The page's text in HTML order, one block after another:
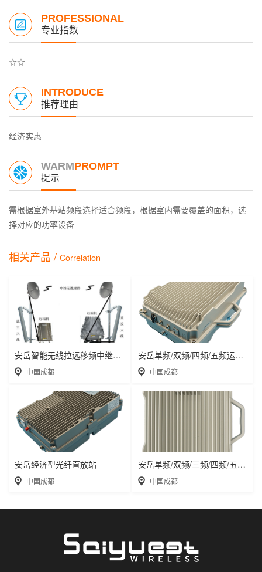
PROFESSIONAL
专业指数
☆☆
INTRODUCE
推荐理由
经济实惠
WARMPROMPT
提示
需根据室外基站频段选择适合频段，根据室内需要覆盖的面积，选
择对应的功率设备
相关产品 / Correlation
安岳智能无线拉远移频中继直放站近端机远端机
中国成都
安岳单频/双频/四频/五频运营级数字光纤直放
中国成都
安岳经济型光纤直放站
中国成都
安岳单频/双频/三频/四频/五频电信级无线直
中国成都